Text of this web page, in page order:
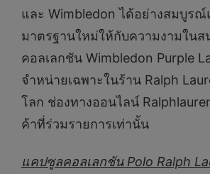
และ Wimbledon ได้อย่างสมบูร
มาตรฐานใหม่ให้กับความงามใน
คอลเลกชัน Wimbledon Purple
จำหน่ายเฉพาะในร้าน Ralph
โลก ช่องทางออนไลน์
ค้าที่ร่วมรายการเท่านั้น
แคปซูลคอลเลกชัน Polo Ralph